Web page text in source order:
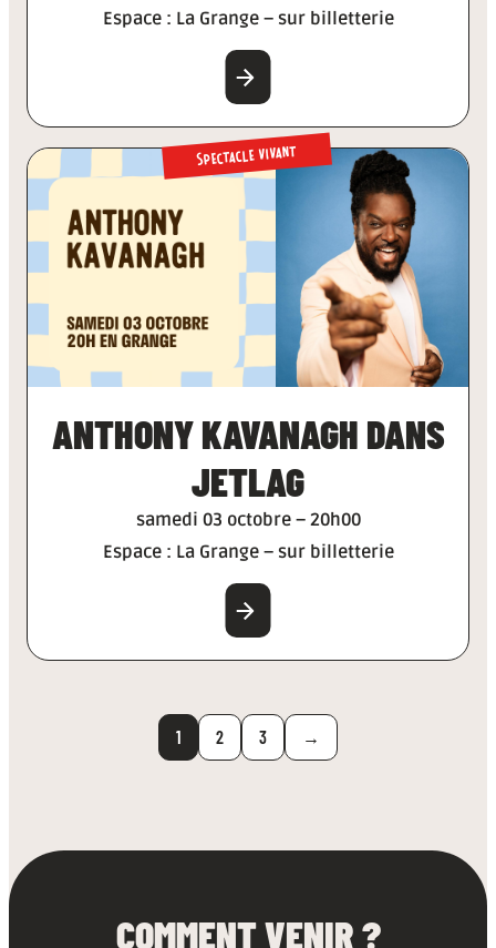
Espace : La Grange – sur billetterie
EN SAVOIR PLUS
Spectacle vivant
ANTHONY KAVANAGH DANS
JETLAG
samedi 03 octobre – 20h00
Espace : La Grange – sur billetterie
EN SAVOIR PLUS
1 2 3 →
COMMENT VENIR ?